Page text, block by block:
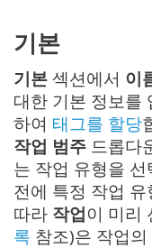
기본
기본 섹션에서 이
대한 기본 정보를
하여 태그를 할당
작업 범주 드롭다
는 작업 유형을
전에 특정 작업
따라 작업이 미리
록 참조)은 작업